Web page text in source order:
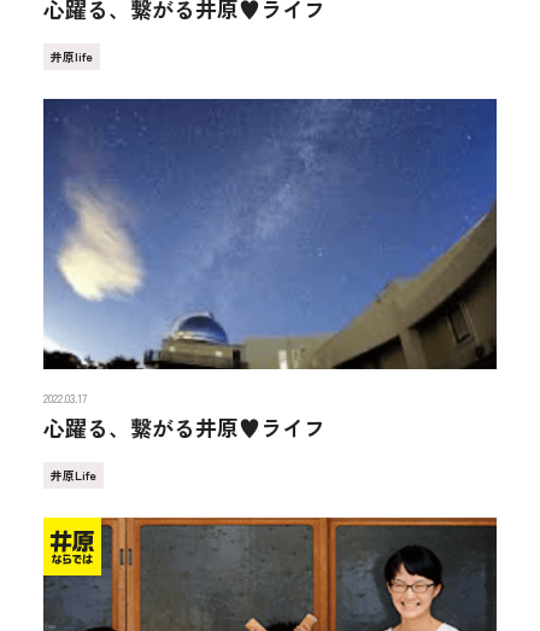
心躍る、繋がる井原♥ライフ
井原life
2022.03.17
心躍る、繋がる井原♥ライフ
井原Life